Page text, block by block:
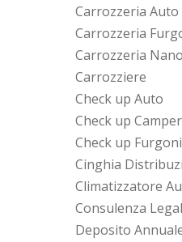
Carrozzeria Auto
Carrozzeria
Carrozzeria
Carrozziere
Check up Auto
Check up Camper
Check up Furgoni
Cinghia
Climatizzatore
Consulenza
Deposito